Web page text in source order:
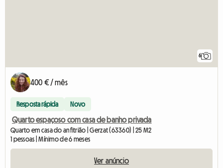
6
400 € / mês
Resposta rápida Novo
Quarto espaçoso com casa de banho privada
Quarto em casa do anfitrião | Gerzat (63360) | 25 M2
1 pessoas | Mínimo de 6 meses
Ver anúncio